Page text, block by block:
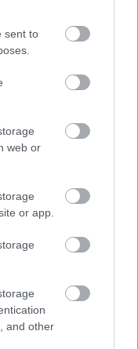
sent to
web or
or app.
and other
της